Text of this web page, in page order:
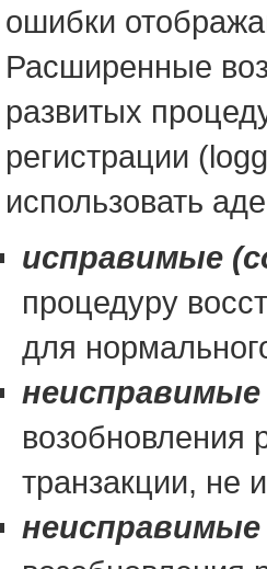
ошибки
Расширенные
развитых
регистрации
использовать
исправимые
процедуру
для
возобновления
транзакции, не